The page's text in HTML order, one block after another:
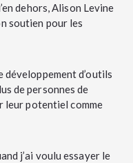
dehors, Alison Levine
soutien pour les
développement d’outils
de personnes de
leur potentiel comme
j’ai voulu essayer le